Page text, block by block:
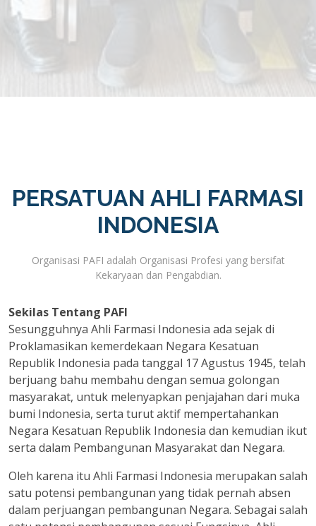
PERSATUAN AHLI FARMASI
INDONESIA
Organisasi PAFI adalah Organisasi Profesi yang bersifat
Kekaryaan dan Pengabdian.
Sekilas Tentang PAFI
Sesungguhnya Ahli Farmasi Indonesia ada sejak di
Proklamasikan kemerdekaan Negara Kesatuan
Republik Indonesia pada tanggal 17 Agustus 1945, telah
berjuang bahu membahu dengan semua golongan
masyarakat, untuk melenyapkan penjajahan dari muka
bumi Indonesia, serta turut aktif mempertahankan
Negara Kesatuan Republik Indonesia dan kemudian ikut
serta dalam Pembangunan Masyarakat dan Negara.
Oleh karena itu Ahli Farmasi Indonesia merupakan salah
satu potensi pembangunan yang tidak pernah absen
dalam perjuangan pembangunan Negara. Sebagai salah